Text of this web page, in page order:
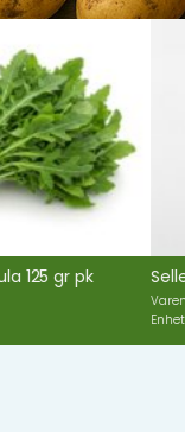
Sellerirot fersk